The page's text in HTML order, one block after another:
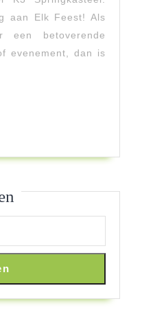
aan Elk Feest! Als
betoverende
evenement, dan is